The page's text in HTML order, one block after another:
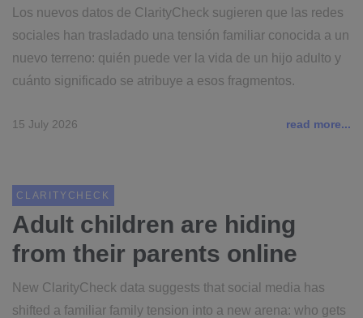
Los nuevos datos de ClarityCheck sugieren que las redes
sociales han trasladado una tensión familiar conocida a un
nuevo terreno: quién puede ver la vida de un hijo adulto y
cuánto significado se atribuye a esos fragmentos.
15 July 2026 read more...
CLARITYCHECK
Adult children are hiding
from their parents online
New ClarityCheck data suggests that social media has
shifted a familiar family tension into a new arena: who gets